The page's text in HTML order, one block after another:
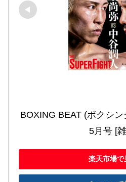
BOXING BEAT (ボクシ
5月号 [
楽天市場で